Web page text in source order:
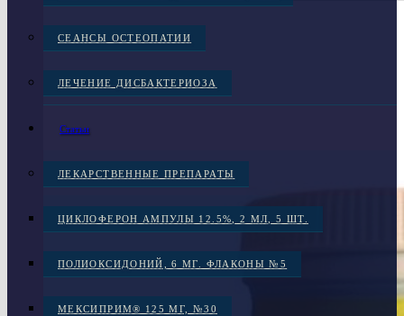
СЕАНСЫ ОСТЕОПАТИИ
ЛЕЧЕНИЕ ДИСБАКТЕРИОЗА
Статьи
ЛЕКАРСТВЕННЫЕ ПРЕПАРАТЫ
ЦИКЛОФЕРОН АМПУЛЫ 12.5%, 2 МЛ, 5 ШТ.
ПОЛИОКСИДОНИЙ, 6 МГ. ФЛАКОНЫ №5
МЕКСИПРИМ® 125 МГ, №30